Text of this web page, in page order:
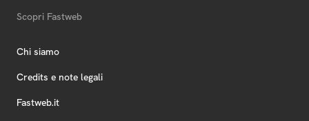
Scopri Fastweb
Chi siamo
Credits e note legali
Fastweb.it